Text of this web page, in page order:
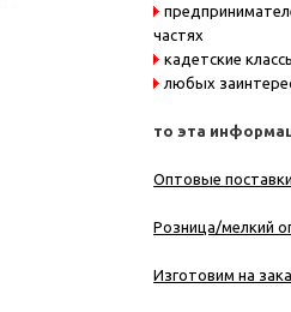
частях
кадетские
любых
то эта
Оптовые
Розница/мелкий
Изготовим на